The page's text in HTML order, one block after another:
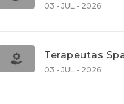
03 - JUL - 2026
Terapeutas
03 - JUL - 2026